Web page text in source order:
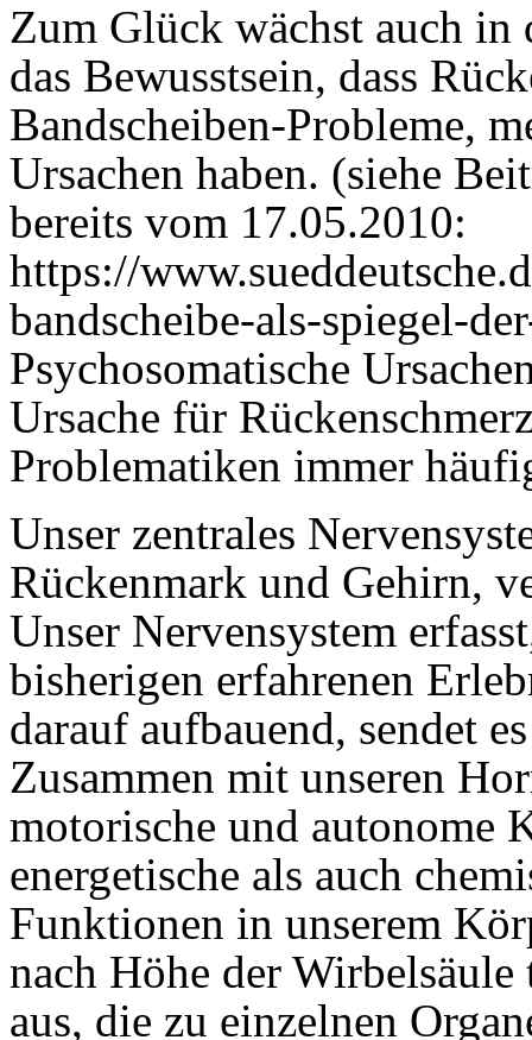
Zum Glück wächst auch
das Bewusstsein, dass
Bandscheiben-Probleme,
Ursachen haben. (siehe
bereits vom 17.05.2010:
https://
bandscheibe-als-spiegel-
Psychosomatische
Ursache für
Problematiken immer
Unser zentrales
Rückenmark und Gehirn,
Unser Nervensystem
bisherigen erfahrenen
darauf aufbauend, sendet
Zusammen mit unseren
motorische und autonome
energetische als auch
Funktionen in unserem
nach Höhe der
aus, die zu einzelnen